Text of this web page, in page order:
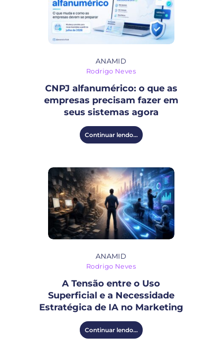
ANAMID
Rodrigo Neves
CNPJ alfanumérico: o que as
empresas precisam fazer em
seus sistemas agora
Continuar lendo...
ANAMID
Rodrigo Neves
A Tensão entre o Uso
Superficial e a Necessidade
Estratégica de IA no Marketing
Continuar lendo...